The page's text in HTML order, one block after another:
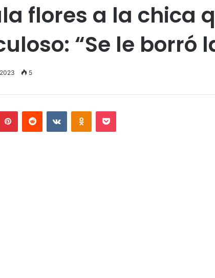
flores a la chica
“Se le borró
5
PinterestReddit VKontakteOdnoklassniki
Pocket